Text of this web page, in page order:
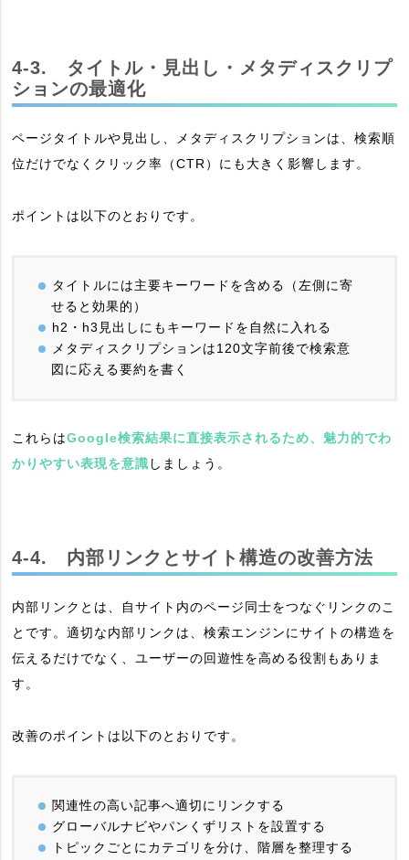
4-3. タイトル・見出し・メタディスクリプ
ションの最適化
ページタイトルや見出し、メタディスクリプションは、検索順
位だけでなくクリック率（CTR）にも大きく影響します。
ポイントは以下のとおりです。
タイトルには主要キーワードを含める（左側に寄
せると効果的）
h2・h3見出しにもキーワードを自然に入れる
メタディスクリプションは120文字前後で検索意
図に応える要約を書く
これらはGoogle検索結果に直接表示されるため、魅力的でわ
かりやすい表現を意識 しましょう。
4-4. 内部リンクとサイト構造の改善方法
内部リンクとは、自サイト内のページ同士をつなぐリンクのこ
とです。適切な内部リンクは、検索エンジンにサイトの構造を
伝えるだけでなく、ユーザーの回遊性を高める役割もありま
す。
改善のポイントは以下のとおりです。
関連性の高い記事へ適切にリンクする
グローバルナビやパンくずリストを設置する
トピックごとにカテゴリを分け、階層を整理する